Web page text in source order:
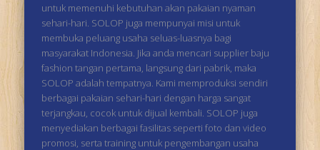
untuk memenuhi kebutuhan akan pakaian nyaman
sehari-hari. SOLOP juga mempunyai misi untuk
membuka peluang usaha seluas-luasnya bagi
masyarakat Indonesia. Jika anda mencari supplier baju
fashion tangan pertama, langsung dari pabrik, maka
SOLOP adalah tempatnya. Kami memproduksi sendiri
berbagai pakaian sehari-hari dengan harga sangat
terjangkau, cocok untuk dijual kembali. SOLOP juga
menyediakan berbagai fasilitas seperti foto dan video
promosi, serta training untuk pengembangan usaha